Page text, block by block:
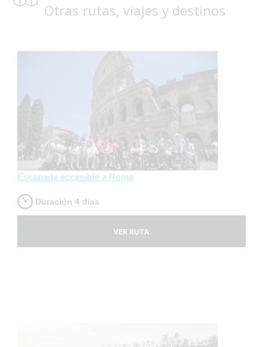
Otras rutas, viajes y destinos
Escapada accesible a Roma
Duración 4 dias
VER RUTA